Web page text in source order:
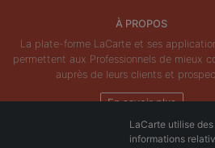
À PROPOS
La plate-forme LaCarte et ses
permettent aux Professionnels de mieux
auprès de leurs clients et
En savoir plus
LaCarte utilise
informations